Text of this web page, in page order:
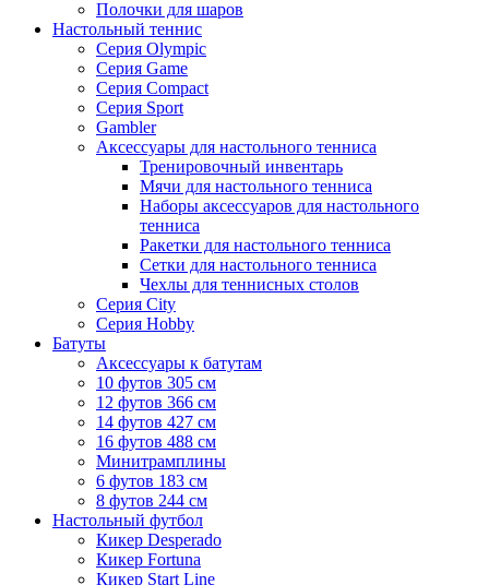
Полочки для шаров
Настольный теннис
Серия Olympic
Серия Game
Серия Compact
Серия Sport
Gambler
Аксессуары для настольного тенниса
Тренировочный инвентарь
Мячи для настольного тенниса
Наборы аксессуаров для настольного
тенниса
Ракетки для настольного тенниса
Сетки для настольного тенниса
Чехлы для теннисных столов
Серия City
Серия Hobby
Батуты
Аксессуары к батутам
10 футов 305 см
12 футов 366 см
14 футов 427 см
16 футов 488 см
Минитрамплины
6 футов 183 см
8 футов 244 см
Настольный футбол
Кикер Desperado
Кикер Fortuna
Кикер Start Line